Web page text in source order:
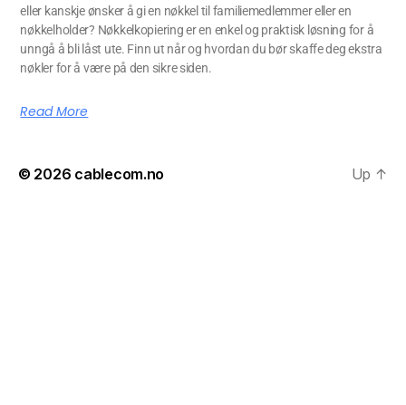
eller kanskje ønsker å gi en nøkkel til familiemedlemmer eller en
nøkkelholder? Nøkkelkopiering er en enkel og praktisk løsning for å
unngå å bli låst ute. Finn ut når og hvordan du bør skaffe deg ekstra
nøkler for å være på den sikre siden.
Read More
© 2026 cablecom.no Up ↑